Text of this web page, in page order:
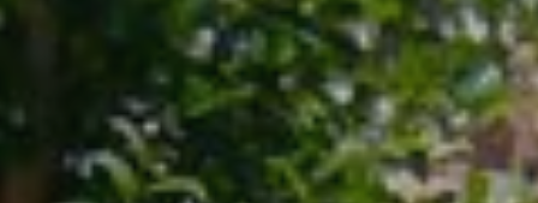
a través de la observación continuada de sus hábitos de
navegación. Gracias a ellas, podemos conocer los hábitos
de navegación en el sitio web y mostrar publicidad
relacionada con el perfil de navegación del usuario.